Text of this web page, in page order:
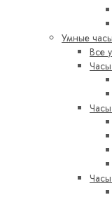
Умные
Все